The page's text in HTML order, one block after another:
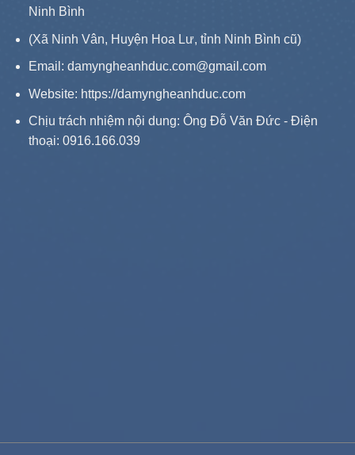
Ninh Bình
(Xã Ninh Vân, Huyện Hoa Lư, tỉnh Ninh Bình cũ)
Email: damyngheanhduc.com@gmail.com
Website: https://damyngheanhduc.com
Chịu trách nhiệm nội dung: Ông Đỗ Văn Đức - Điện
thoại: 0916.166.039